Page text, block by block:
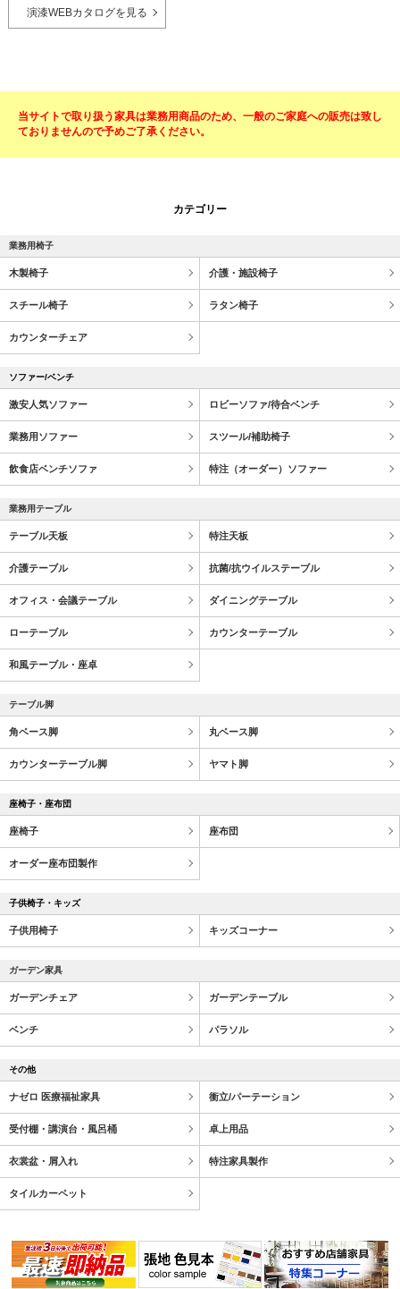
演漆WEBカタログを見る
当サイトで取り扱う家具は業務用商品のため、一般のご家庭への販売は致し
ておりませんので予めご了承ください。
カテゴリー
業務用椅子
木製椅子 介護・施設椅子
スチール椅子 ラタン椅子
カウンターチェア
ソファー/ベンチ
激安人気ソファー ロビーソファ/待合ベンチ
業務用ソファー スツール/補助椅子
飲食店ベンチソファ 特注（オーダー）ソファー
業務用テーブル
テーブル天板 特注天板
介護テーブル 抗菌/抗ウイルステーブル
オフィス・会議テーブル ダイニングテーブル
ローテーブル カウンターテーブル
和風テーブル・座卓
テーブル脚
角ベース脚 丸ベース脚
カウンターテーブル脚 ヤマト脚
座椅子・座布団
座椅子 座布団
オーダー座布団製作
子供椅子・キッズ
子供用椅子 キッズコーナー
ガーデン家具
ガーデンチェア ガーデンテーブル
ベンチ パラソル
その他
ナゼロ 医療福祉家具 衝立/パーテーション
受付棚・講演台・風呂桶 卓上用品
衣裳盆・屑入れ 特注家具製作
タイルカーペット